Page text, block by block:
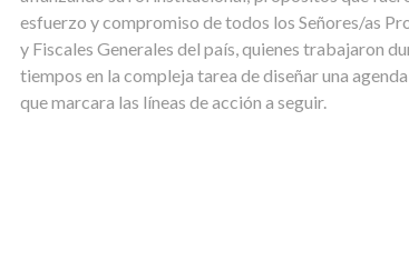
esfuerzo y compromiso de todos los Señores/as
y Fiscales Generales del país, quienes trabajaron
tiempos en la compleja tarea de diseñar una
que marcara las líneas de acción a seguir.